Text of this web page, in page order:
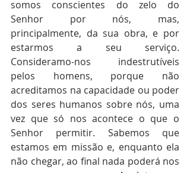
somos conscientes do zelo do
Senhor por nós, mas,
principalmente, da sua obra, e por
estarmos a seu serviço.
Consideramo-nos indestrutíveis
pelos homens, porque não
acreditamos na capacidade ou poder
dos seres humanos sobre nós, uma
vez que só nos acontece o que o
Senhor permitir. Sabemos que
estamos em missão e, enquanto ela
não chegar, ao final nada poderá nos